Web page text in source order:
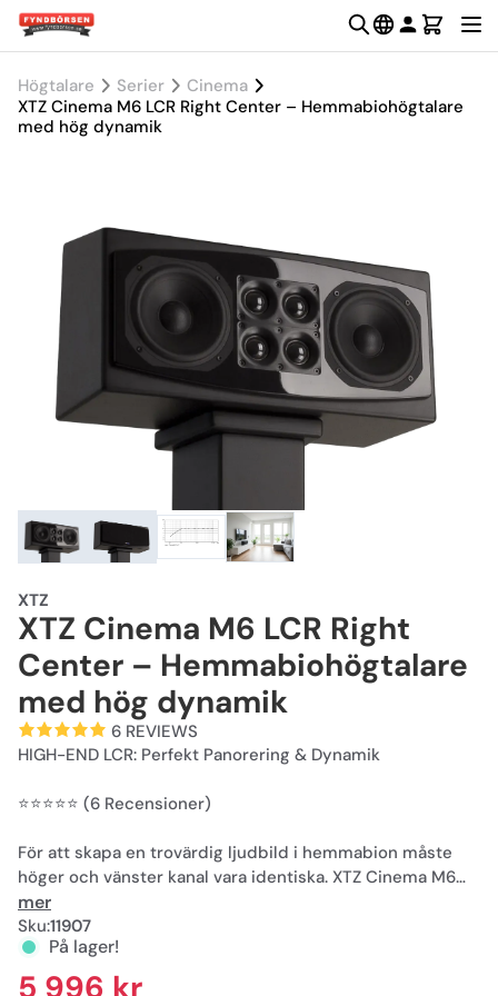
Högtalare Serier
Cinema
XTZ Cinema M6 LCR Right Center – Hemmabiohögtalare
med hög dynamik
XTZ
XTZ Cinema M6 LCR Right
Center – Hemmabiohögtalare
med hög dynamik
6 REVIEWS
HIGH-END LCR: Perfekt Panorering & Dynamik
⭐️⭐️⭐️⭐️⭐️ (6 Recensioner)
För att skapa en trovärdig ljudbild i hemmabion måste
höger och vänster kanal vara identiska. XTZ Cinema M6
Right Center är den perfekta partnern för att fullborda
din frontsetup.
Tillsammans med vänsterkanalen skapar den en sömlös
mer
Sku:11907
På lager!
5 996 kr